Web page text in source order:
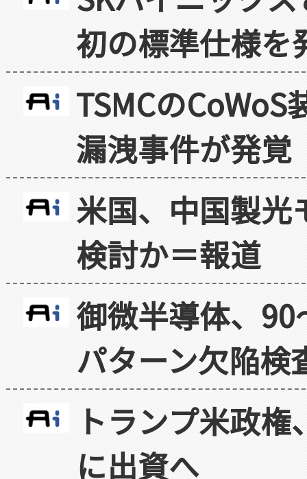
初の標準仕様を
TSMCの
漏洩事件が発覚
米国、中国製光
検討か＝報道
御微半導体、
パターン欠陥検
トランプ米政
に出資へ